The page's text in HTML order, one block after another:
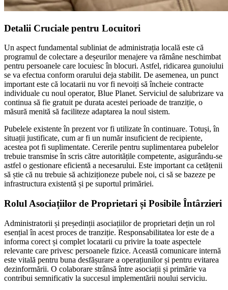
Detalii Cruciale pentru Locuitori
Un aspect fundamental subliniat de administrația locală este că
programul de colectare a deșeurilor menajere va rămâne neschimbat
pentru persoanele care locuiesc în blocuri. Astfel, ridicarea gunoiului
se va efectua conform orarului deja stabilit. De asemenea, un punct
important este că locatarii nu vor fi nevoiți să încheie contracte
individuale cu noul operator, Blue Planet. Serviciul de salubrizare va
continua să fie gratuit pe durata acestei perioade de tranziție, o
măsură menită să faciliteze adaptarea la noul sistem.
Pubelele existente în prezent vor fi utilizate în continuare. Totuși, în
situații justificate, cum ar fi un număr insuficient de recipiente,
acestea pot fi suplimentate. Cererile pentru suplimentarea pubelelor
trebuie transmise în scris către autoritățile competente, asigurându-se
astfel o gestionare eficientă a necesarului. Este important ca cetățenii
să știe că nu trebuie să achiziționeze pubele noi, ci să se bazeze pe
infrastructura existentă și pe suportul primăriei.
Rolul Asociațiilor de Proprietari și Posibile Întârzieri
Administratorii și președinții asociațiilor de proprietari dețin un rol
esențial în acest proces de tranziție. Responsabilitatea lor este de a
informa corect și complet locatarii cu privire la toate aspectele
relevante care privesc persoanele fizice. Această comunicare internă
este vitală pentru buna desfășurare a operațiunilor și pentru evitarea
dezinformării. O colaborare strânsă între asociații și primărie va
contribui semnificativ la succesul implementării noului serviciu.